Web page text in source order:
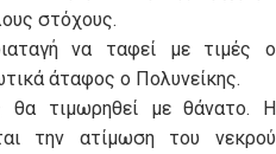
στόχους.
να ταφεί με τιμές ο
άταφος ο Πολυνείκης.
θα τιμωρηθεί με θάνατο. Η
την ατίμωση του νεκρού